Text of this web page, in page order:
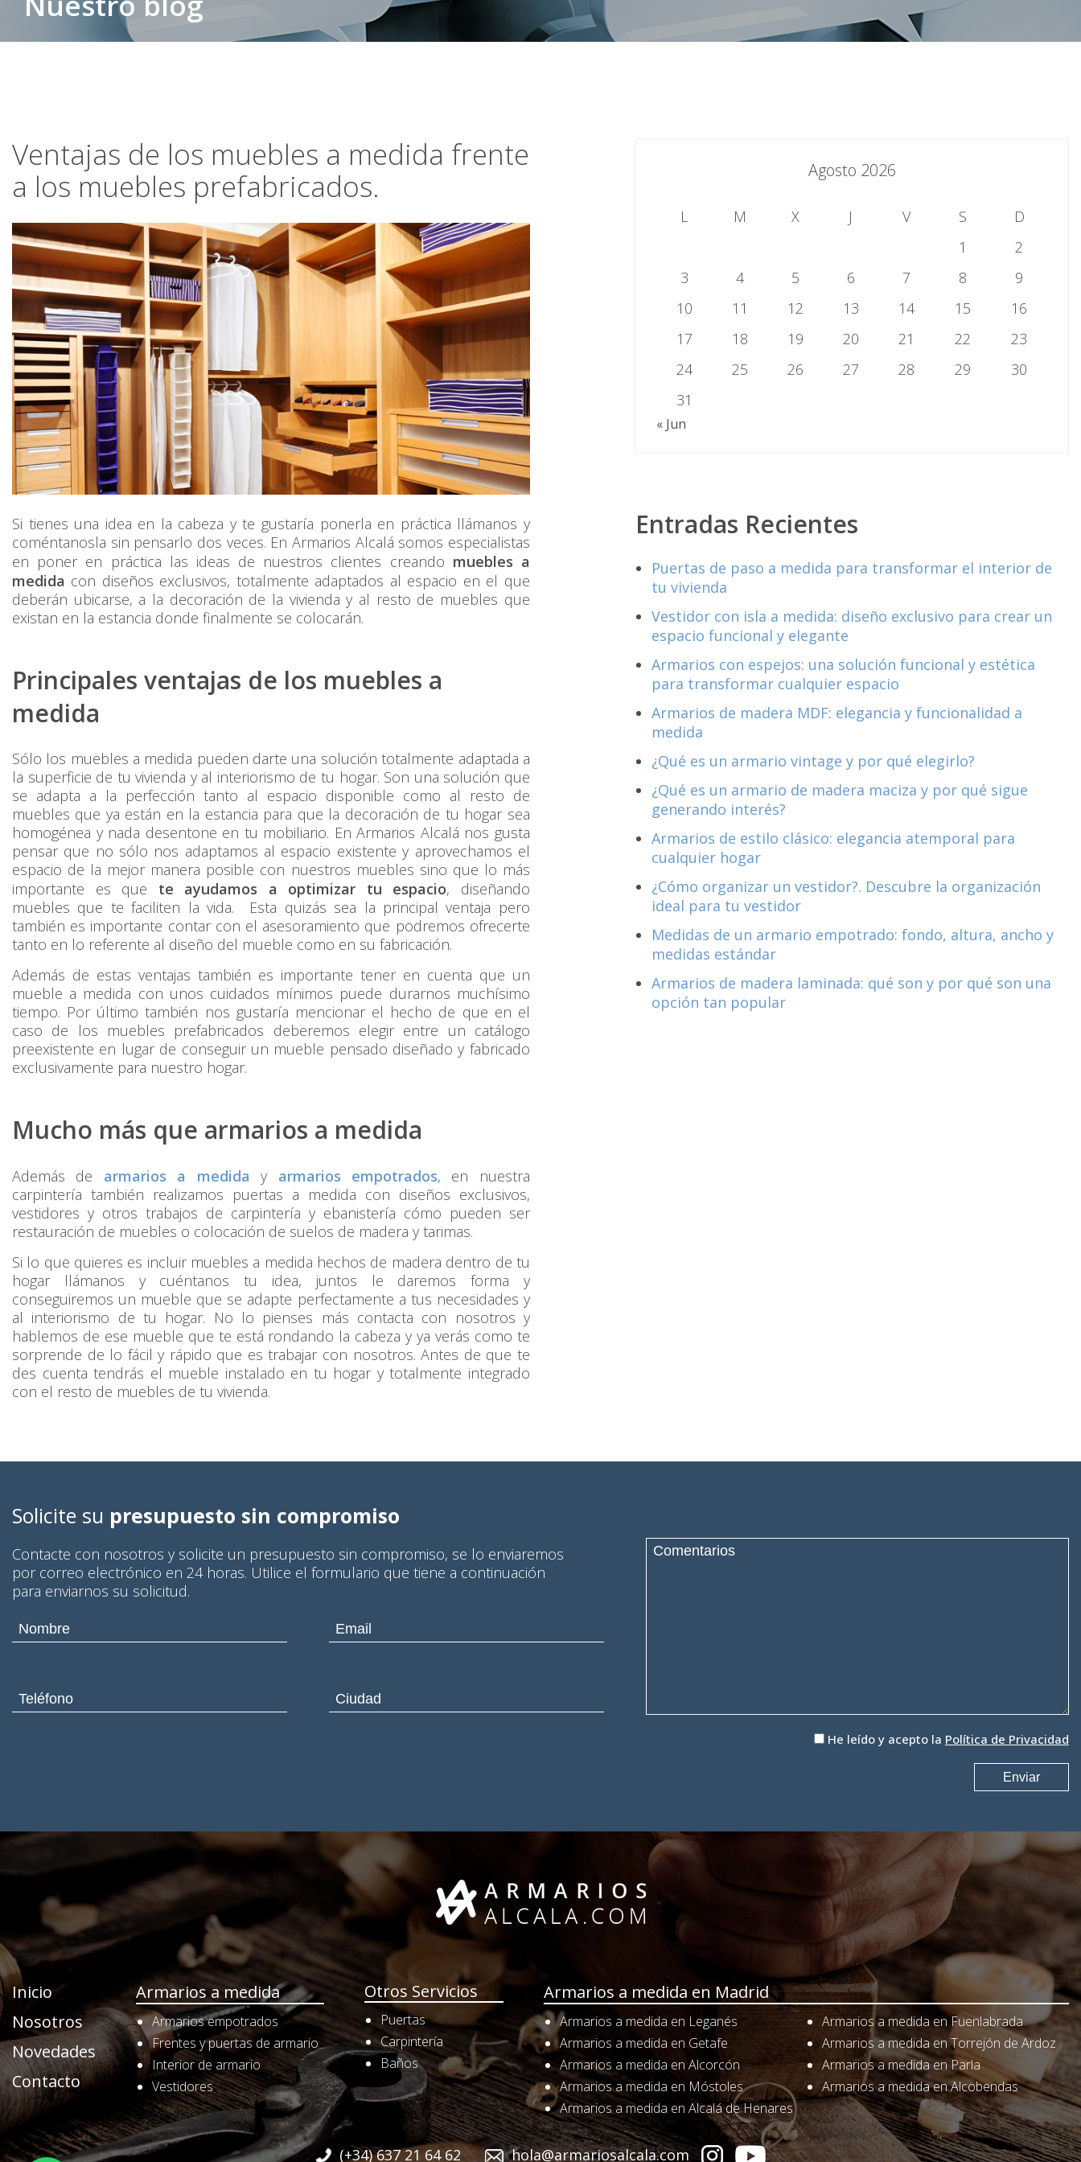
Ventajas de los muebles a medida frente
a los muebles prefabricados.
Si tienes una idea en la cabeza y te gustaría ponerla en práctica llámanos y
coméntanosla sin pensarlo dos veces. En Armarios Alcalá somos especialistas
en poner en práctica las ideas de nuestros clientes creando muebles a
medida con diseños exclusivos, totalmente adaptados al espacio en el que
deberán ubicarse, a la decoración de la vivienda y al resto de muebles que
existan en la estancia donde finalmente se colocarán.
Principales ventajas de los muebles a
medida
Sólo los muebles a medida pueden darte una solución totalmente adaptada a
la superficie de tu vivienda y al interiorismo de tu hogar. Son una solución que
se adapta a la perfección tanto al espacio disponible como al resto de
muebles que ya están en la estancia para que la decoración de tu hogar sea
homogénea y nada desentone en tu mobiliario. En Armarios Alcalá nos gusta
pensar que no sólo nos adaptamos al espacio existente y aprovechamos el
espacio de la mejor manera posible con nuestros muebles sino que lo más
importante es que te ayudamos a optimizar tu espacio, diseñando
muebles que te faciliten la vida. Esta quizás sea la principal ventaja pero
también es importante contar con el asesoramiento que podremos ofrecerte
tanto en lo referente al diseño del mueble como en su fabricación.
Además de estas ventajas también es importante tener en cuenta que un
mueble a medida con unos cuidados mínimos puede durarnos muchísimo
tiempo. Por último también nos gustaría mencionar el hecho de que en el
caso de los muebles prefabricados deberemos elegir entre un catálogo
preexistente en lugar de conseguir un mueble pensado diseñado y fabricado
exclusivamente para nuestro hogar.
Mucho más que armarios a medida
Además de armarios a medida y armarios empotrados, en nuestra
carpintería también realizamos puertas a medida con diseños exclusivos,
vestidores y otros trabajos de carpintería y ebanistería cómo pueden ser
restauración de muebles o colocación de suelos de madera y tarimas.
Si lo que quieres es incluir muebles a medida hechos de madera dentro de tu
hogar llámanos y cuéntanos tu idea, juntos le daremos forma y
conseguiremos un mueble que se adapte perfectamente a tus necesidades y
al interiorismo de tu hogar. No lo pienses más contacta con nosotros y
hablemos de ese mueble que te está rondando la cabeza y ya verás como te
sorprende de lo fácil y rápido que es trabajar con nosotros. Antes de que te
des cuenta tendrás el mueble instalado en tu hogar y totalmente integrado
con el resto de muebles de tu vivienda.
Agosto 2026
L M X J V S
D
1
2
3
4 5 6 7 8
9
10
11 12 13 14 15
16
17
18 19 20 21 22
23
24
25 26 27 28 29
30
31
« Jun
Entradas Recientes
Puertas de paso a medida para transformar el interior de
tu vivienda
Vestidor con isla a medida: diseño exclusivo para crear un
espacio funcional y elegante
Armarios con espejos: una solución funcional y estética
para transformar cualquier espacio
Armarios de madera MDF: elegancia y funcionalidad a
medida
¿Qué es un armario vintage y por qué elegirlo?
¿Qué es un armario de madera maciza y por qué sigue
generando interés?
Armarios de estilo clásico: elegancia atemporal para
cualquier hogar
¿Cómo organizar un vestidor?. Descubre la organización
ideal para tu vestidor
Medidas de un armario empotrado: fondo, altura, ancho y
medidas estándar
Armarios de madera laminada: qué son y por qué son una
opción tan popular
Solicite su presupuesto sin compromiso
Contacte con nosotros y solicite un presupuesto sin compromiso, se lo enviaremos
por correo electrónico en 24 horas. Utilice el formulario que tiene a continuación
para enviarnos su solicitud.
He leído y acepto la Política de Privacidad
Inicio
Nosotros
Novedades
Contacto
Armarios a medida
Armarios empotrados
Frentes y puertas de armario
Interior de armario
Vestidores
Otros Servicios
Puertas
Carpintería
Baños
Armarios a medida en Madrid
Armarios a medida en Leganés
Armarios a medida en Getafe
Armarios a medida en Alcorcón
Armarios a medida en Móstoles
Armarios a medida en Alcalá de Henares
Armarios a medida en Fuenlabrada
Armarios a medida en Torrejón de Ardoz
Armarios a medida en Parla
Armarios a medida en Alcobendas
(+34) 637 21 64 62 hola@armariosalcala.com